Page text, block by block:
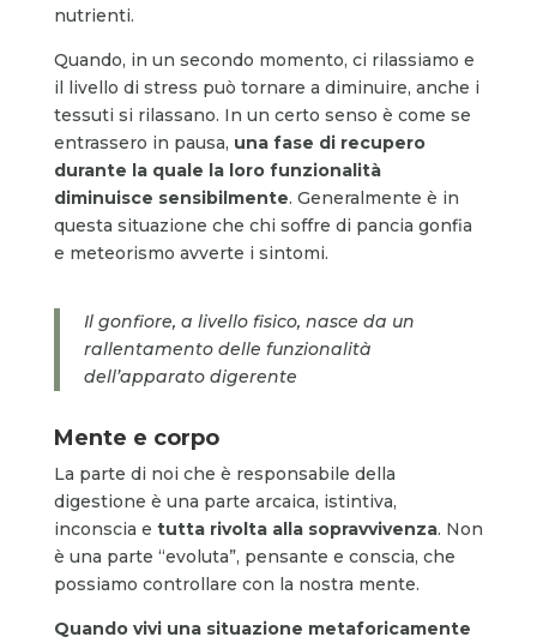
nutrienti.
Quando, in un secondo momento, ci rilassiamo e
il livello di stress può tornare a diminuire, anche i
tessuti si rilassano. In un certo senso è come se
entrassero in pausa, una fase di recupero
durante la quale la loro funzionalità
diminuisce sensibilmente. Generalmente è in
questa situazione che chi soffre di pancia gonfia
e meteorismo avverte i sintomi.
Il gonfiore, a livello fisico, nasce da un
rallentamento delle funzionalità
dell’apparato digerente
Mente e corpo
La parte di noi che è responsabile della
digestione è una parte arcaica, istintiva,
inconscia e tutta rivolta alla sopravvivenza. Non
è una parte “evoluta”, pensante e conscia, che
possiamo controllare con la nostra mente.
Quando vivi una situazione metaforicamente